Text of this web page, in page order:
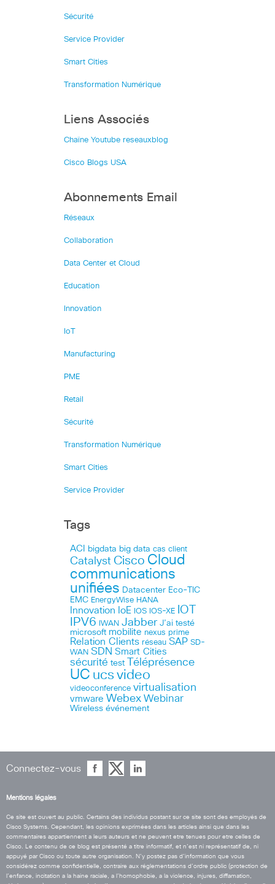
Sécurité
Service Provider
Smart Cities
Transformation Numérique
Liens Associés
Chaîne Youtube reseauxblog
Cisco Blogs USA
Abonnements Email
Réseaux
Collaboration
Data Center et Cloud
Education
Innovation
IoT
Manufacturing
PME
Retail
Sécurité
Transformation Numérique
Smart Cities
Service Provider
Tags
ACI bigdata big data cas client
Catalyst Cisco Cloud
communications
unifiées Datacenter Eco-TIC
EMC EnergyWise HANA
Innovation IoE IOS IOS-XE IOT
IPV6 IWAN Jabber J’ai testé
microsoft mobilite nexus prime
Relation Clients réseau SAP SD-
WAN SDN Smart Cities
sécurité test Téléprésence
UC ucs video
videoconference virtualisation
vmware Webex Webinar
Wireless événement
Connectez-vous
Mentions légales
Ce site est ouvert au public. Certains des individus postant sur ce site sont des employés de
Cisco Systems. Cependant, les opinions exprimées dans les articles ainsi que dans les
commentaires appartiennent a leurs auteurs et ne peuvent etre tenues pour etre celles de
Cisco. Le contenu de ce blog est présenté a titre informatif, et n’est ni représentatif de, ni
appuyé par Cisco ou toute autre organisation. N’y postez pas d’information que vous
considérez comme confidentielle, contraire aux réglementations d’ordre public (protection de
l’enfance, incitation a la haine raciale, a l’homophobie, a la violence, injures, diffamation,